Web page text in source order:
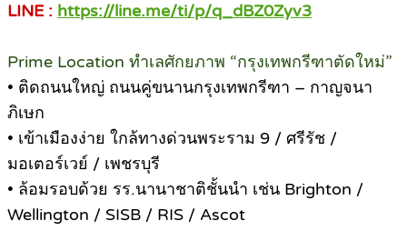
LINE : https://line.me/ti/p/q_dBZ0Zyv3
Prime Location ทำเลศักยภาพ “กรุงเทพกรีฑาตัดใหม่”
• ติดถนนใหญ่ ถนนคู่ขนานกรุงเทพกรีฑา – กาญจนา
ภิเษก
• เข้าเมืองง่าย ใกล้ทางด่วนพระราม 9 / ศรีรัช /
มอเตอร์เวย์ / เพชรบุรี
• ล้อมรอบด้วย รร.นานาชาติชั้นนำ เช่น Brighton /
Wellington / SISB / RIS / Ascot